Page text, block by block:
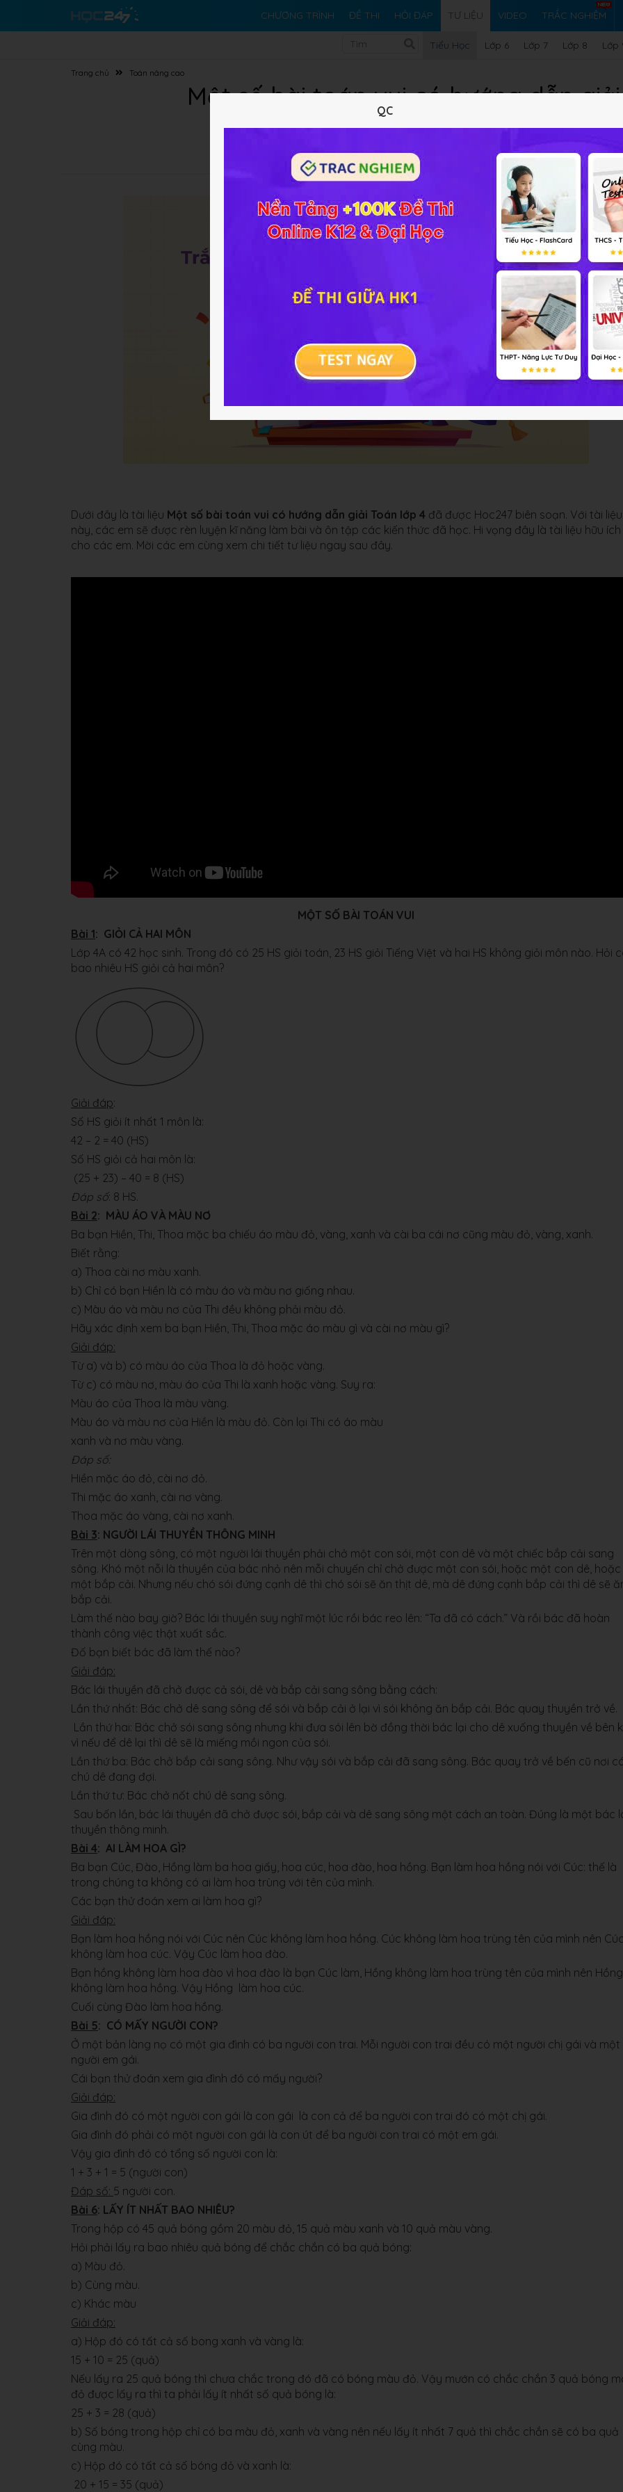
CHƯƠNG TRÌNH ĐỀ THI HỎI ĐÁP TƯ LIỆU VIDEO TRẮC NGHIỆM
Tiểu Học Lớp 6 Lớp 7 Lớp 8 Lớp
Trang chủ Toán nâng cao
Một số bài toán vui có hướng dẫn
Tóm tắt nội dung Xem online Tải về
Dưới đây là tài liệu Một số bài toán vui có hướng dẫn giải Toán lớp 4 đã được Hoc247 biên soạn. Với tài liệu
này, các em sẽ được rèn luyện kĩ năng làm bài và ôn tập các kiến thức đã học. Hi vọng đây là tài liệu hữu ích
cho các em. Mời các em cùng xem chi tiết tư liệu ngay sau đây.
MỘT SỐ BÀI TOÁN VUI
Bài 1: GIỎI CẢ HAI MÔN
Lớp 4A có 42 học sinh. Trong đó có 25 HS giỏi toán, 23 HS giỏi Tiếng Việt và hai HS không giỏi môn nào. Hỏi
bao nhiêu HS giỏi cả hai môn?
Giải đáp:
Số HS giỏi ít nhất 1 môn là:
42 – 2 = 40 (HS)
Số HS giỏi cả hai môn là:
(25 + 23) – 40 = 8 (HS)
Đáp số: 8 HS.
Bài 2: MÀU ÁO VÀ MÀU NƠ
Ba bạn Hiền, Thi, Thoa mặc ba chiếu áo màu đỏ, vàng, xanh và cài ba cái nơ cũng màu đỏ, vàng, xanh.
Biết rằng:
a) Thoa cài nơ màu xanh.
b) Chỉ có bạn Hiền là có màu áo và màu nơ giống nhau.
c) Màu áo và màu nơ của Thi đều không phải màu đỏ.
Hãy xác định xem ba bạn Hiền, Thi, Thoa mặc áo màu gì và cài nơ màu gì?
Giải đáp:
Từ a) và b) có màu áo của Thoa là đỏ hoặc vàng.
Từ c) có màu nơ, màu áo của Thi là xanh hoặc vàng. Suy ra:
Màu áo của Thoa là màu vàng.
Màu áo và màu nơ của Hiền là màu đỏ. Còn lại Thi có áo màu
xanh và nơ màu vàng.
Đáp số:
Hiền mặc áo đỏ, cài nơ đỏ.
Thi mặc áo xanh, cài nơ vàng.
Thoa mặc áo vàng, cài nơ xanh.
Bài 3: NGƯỜI LÁI THUYỀN THÔNG MINH
Trên một dòng sông, có một người lái thuyền phải chở một con sói, một con dê và một chiếc bắp cải sang
sông. Khó một nỗi là thuyền của bác nhỏ nên mỗi chuyến chỉ chở được một con sói, hoặc một con dê, hoặc
một bắp cải. Nhưng nếu chó sói đứng cạnh dê thì chó sói sẽ ăn thịt dê, mà dê đứng cạnh bắp cải thì dê sẽ
bắp cải.
Làm thế nào bay giờ? Bác lái thuyền suy nghĩ một lúc rồi bác reo lên: “Ta đã có cách.” Và rồi bác đã hoàn
thành công việc thật xuất sắc.
Đố bạn biết bác đã làm thế nào?
Giải đáp:
Bác lái thuyền đã chở được cả sói, dê và bắp cải sang sông bằng cách:
Lần thứ nhất: Bác chở dê sang sông để sói và bắp cải ở lại vì sói không ăn bắp cải. Bác quay thuyền trở về.
Lần thứ hai: Bác chở sói sang sông nhưng khi đưa sói lên bờ đồng thời bác lại cho dê xuống thuyền về bên
vì nếu để dê lại thì dê sẽ là miếng mồi ngon của sói.
Lần thứ ba: Bác chở bắp cải sang sông. Như vậy sói và bắp cải đã sang sông. Bác quay trở về bến cũ nơi
chú dê đang đợi.
Lần thứ tư: Bác chở nốt chú dê sang sông.
Sau bốn lần, bác lái thuyền đã chở được sói, bắp cải và dê sang sông một cách an toàn. Đúng là một bác
thuyền thông minh.
Bài 4: AI LÀM HOA GÌ?
Ba bạn Cúc, Đào, Hồng làm ba hoa giấy, hoa cúc, hoa đào, hoa hồng. Bạn làm hoa hồng nói với Cúc: thế là
trong chúng ta không có ai làm hoa trùng với tên của mình.
Các bạn thử đoán xem ai làm hoa gì?
Giải đáp:
Bạn làm hoa hồng nói với Cúc nên Cúc không làm hoa hồng. Cúc không làm hoa trùng tên của mình nên
không làm hoa cúc. Vậy Cúc làm hoa đào.
Bạn hồng không làm hoa đào vì hoa đào là bạn Cúc làm, Hồng không làm hoa trùng tên của mình nên Hồng
không làm hoa hồng. Vậy Hồng làm hoa cúc.
Cuối cùng Đào làm hoa hồng.
Bài 5: CÓ MẤY NGƯỜI CON?
Ở một bản làng nọ có một gia đình có ba người con trai. Mỗi người con trai đều có một người chị gái và một
người em gái.
Cái bạn thử đoán xem gia đình đó có mấy người?
Giải đáp:
Gia đình đó có một người con gái là con gái là con cả để ba người con trai đó có một chị gái.
Gia đình đó phải có một người con gái là con út để ba người con trai có một em gái.
Vậy gia đình đó có tổng số người con là:
1 + 3 + 1 = 5 (người con)
Đáp số: 5 người con.
Bài 6: LẤY ÍT NHẤT BAO NHIÊU?
Trong hộp có 45 quả bóng gồm 20 màu đỏ, 15 quả màu xanh và 10 quả màu vàng.
Hỏi phải lấy ra bao nhiêu quả bóng để chắc chắn có ba quả bóng:
a) Màu đỏ.
b) Cùng màu.
c) Khác màu
Giải đáp:
a) Hộp đó có tất cả số bong xanh và vàng là:
15 + 10 = 25 (quả)
Nếu lấy ra 25 quả bóng thì chưa chắc trong đó đã có bóng màu đỏ. Vậy mướn có chắc chắn 3 quả bóng
đỏ được lấy ra thì ta phải lấy ít nhất số quả bóng là:
25 + 3 = 28 (quả)
b) Số bóng trong hộp chỉ có ba màu đỏ, xanh và vàng nên nếu lấy ít nhất 7 quả thì chắc chắn sẽ có ba quả
cùng màu.
c) Hộp đó có tất cả số bóng đỏ và xanh là:
20 + 15 = 35 (quả)
QC